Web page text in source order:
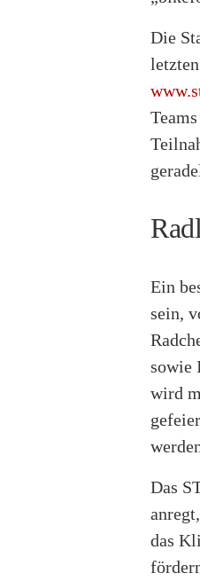
Die
Ein
sein,
sowie
wird
Das
das